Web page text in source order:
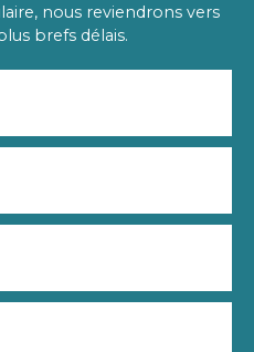
nous reviendrons vers
brefs délais.